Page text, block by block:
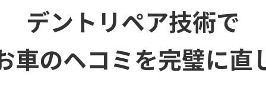
デントリペア技術で
車のヘコミを完璧に直